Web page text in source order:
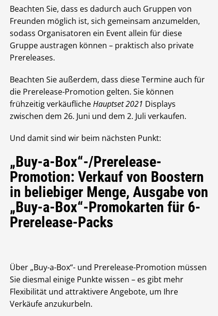
Beachten Sie, dass es dadurch auch Gruppen von
Freunden möglich ist, sich gemeinsam anzumelden,
sodass Organisatoren ein Event allein für diese
Gruppe austragen können – praktisch also private
Prereleases.
Beachten Sie außerdem, dass diese Termine auch für
die Prerelease-Promotion gelten. Sie können
frühzeitig verkäuflicheHauptset 2021 Displays
zwischen dem 26. Juni und dem 2. Juli verkaufen.
Und damit sind wir beim nächsten Punkt:
„Buy-a-Box“-/Prerelease-
Promotion: Verkauf von Boostern
in beliebiger Menge, Ausgabe von
„Buy-a-Box“-Promokarten für 6-
Prerelease-Packs
Über „Buy-a-Box“- und Prerelease-Promotion müssen
Sie diesmal einige Punkte wissen – es gibt mehr
Flexibilität und attraktivere Angebote, um Ihre
Verkäufe anzukurbeln.